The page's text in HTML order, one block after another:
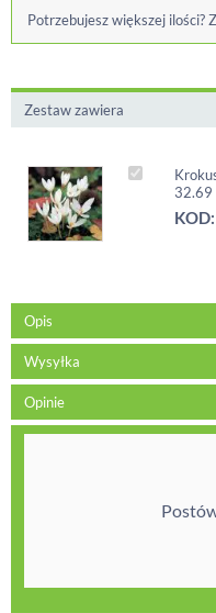
Potrzebujesz większej ilości?
Zestaw zawiera
32.69
KOD:
Opis
Wysyłka
Opinie